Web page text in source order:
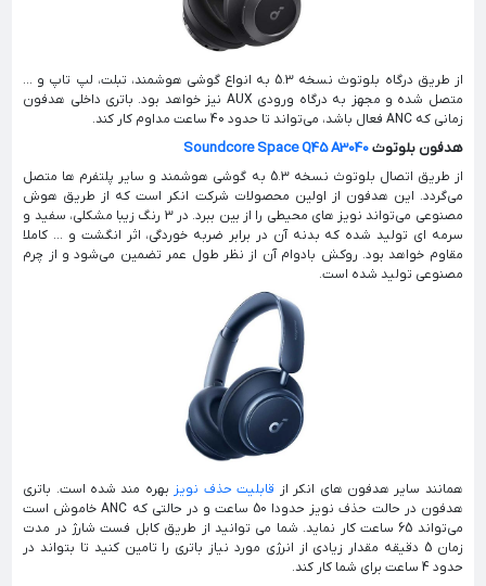
از طریق درگاه بلوتوث نسخه 5.3 به انواع گوشی هوشمند، تبلت، لپ تاپ و ...
متصل شده و مجهز به درگاه ورودی AUX نیز خواهد بود. باتری داخلی هدفون
زمانی که ANC فعال باشد، می‌تواند تا حدود 40 ساعت مداوم کار کند.
هدفون بلوتوثSoundcore Space Q45 A3040
از طریق اتصال بلوتوث نسخه 5.3 به گوشی هوشمند و سایر پلتفرم ها متصل
می‌گردد. این هدفون از اولین محصولات شرکت انکر است که از طریق هوش
مصنوعی می‌تواند نویز های محیطی را از بین ببرد. در 3 رنگ زیبا مشکلی، سفید و
سرمه ای تولید شده که بدنه آن در برابر ضربه خوردگی، اثر انگشت و ... کاملا
مقاوم خواهد بود. روکش بادوام آن از نظر طول عمر تضمین می‌شود و از چرم
مصنوعی تولید شده است.
همانند سایر هدفون های انکر از قابلیت حذف نویز بهره مند شده است. باتری
هدفون در حالت حذف نویز حدودا 50 ساعت و در حالتی که ANC خاموش است
می‌تواند 65 ساعت کار نماید. شما می توانید از طریق کابل فست شارژ در مدت
زمان 5 دقیقه مقدار زیادی از انرژی مورد نیاز باتری را تامین کنید تا بتواند در
حدود 4 ساعت برای شما کار کند.